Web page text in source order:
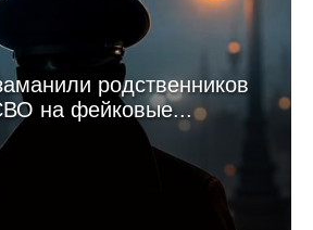
родственников
на фейковые...